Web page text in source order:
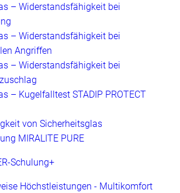
– Widerstandsfähigkeit bei
– Widerstandsfähigkeit bei
Angriffen
– Widerstandsfähigkeit bei
– Kugelfalltest STADIP PROTECT
von Sicherheitsglas
MIRALITE PURE
Schulung+
Höchstleistungen - Multikomfort